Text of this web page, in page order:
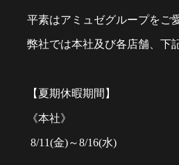
平素はアミュゼグループをご
弊社では本社及び各店舗、下
【夏期休暇期間】
《本社》
8/11(金)～8/16(水)